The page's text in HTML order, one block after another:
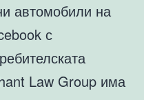
автомобили на
с
Law Group има